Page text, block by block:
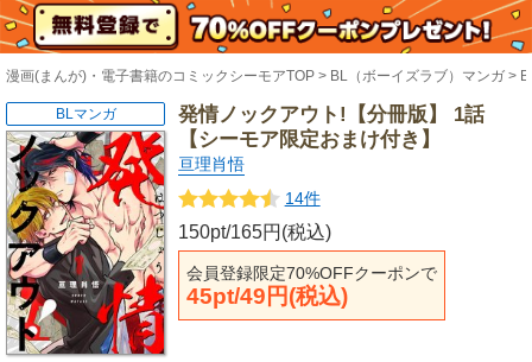
漫画(まんが)・電子書籍のコミックシーモアTOP BL（ボーイズラブ）マンガ
発情ノックアウト!【分冊版】 1話
【シーモア限定おまけ付き】
亘理肖悟
14件
150pt/165円(税込)
会員登録限定70%OFFクーポンで
45pt/49円(税込)
BLマンガ